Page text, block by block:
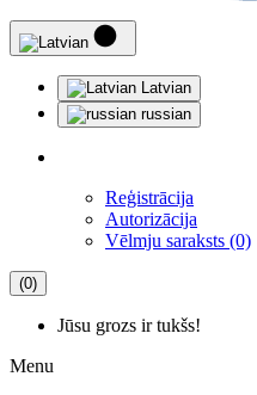
Latvian
russian
Reģistrācija
Autorizācija
Vēlmju saraksts (0)
(0)
Jūsu grozs ir tukšs!
Menu